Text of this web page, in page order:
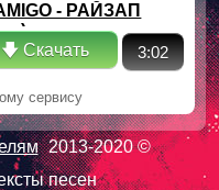
- РАЙЗАП
🡇 Скачать
3:02
сервису
2013-2020 ©
песен